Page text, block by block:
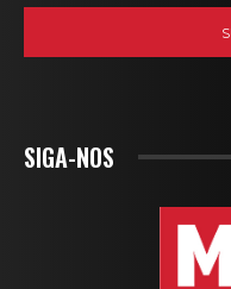
SIGA-NOS